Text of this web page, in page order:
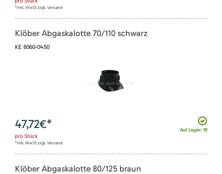
*inkl. MwSt zzgl. Versand
Klöber Abgaskalotte 70/110 schwarz
KE 8060-0450
Auf Lager: 19
47,72€*
pro Stück
*inkl. MwSt zzgl. Versand
Klöber Abgaskalotte 80/125 braun